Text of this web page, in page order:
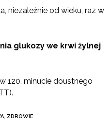
niezależnie od wieku, raz w
glukozy we krwi żylnej
120. minucie doustnego
, ZDROWIE